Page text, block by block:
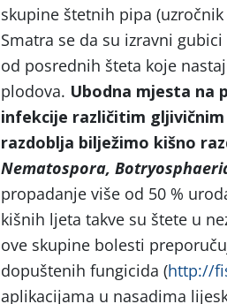
skupine štetnih pipa (uzročnik
Smatra se da su izravni
od posrednih šteta koje
plodova. Ubodna mjesta na
infekcije različitim
razdoblja bilježimo kišno
Nematospora,
propadanje više od 50 %
kišnih ljeta takve su štete u
ove skupine bolesti
dopuštenih fungicida (http://
aplikacijama u nasadima